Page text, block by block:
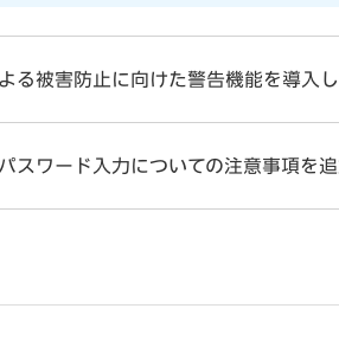
る被害防止に向けた警告機能を導入し
スワード入力についての注意事項を追